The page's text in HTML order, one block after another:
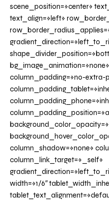
scene_position=»center»
text_align=»left»
column_padding=»no-extra-
column_shadow=»none»
column_link_target=»_self»
width=»1/6″